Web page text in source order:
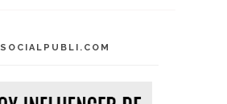
SOCIALPUBLI.COM